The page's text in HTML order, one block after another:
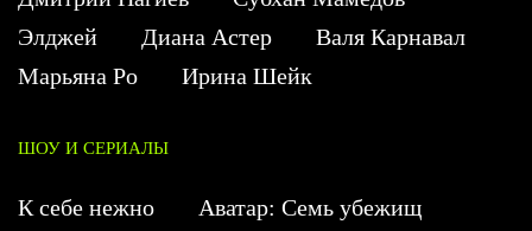
Элджей
Диана Астер
Валя Карнавал
Марьяна Ро
Ирина Шейк
ШОУ И СЕРИАЛЫ
К себе нежно
Аватар: Семь убежищ